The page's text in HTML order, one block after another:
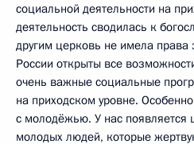
социальной деятельности на
деятельность сводилась к
другим церковь не имела права
России открыты все
очень важные социальные
на приходском уровне.
с молодёжью. У нас появляется
молодых людей, которые